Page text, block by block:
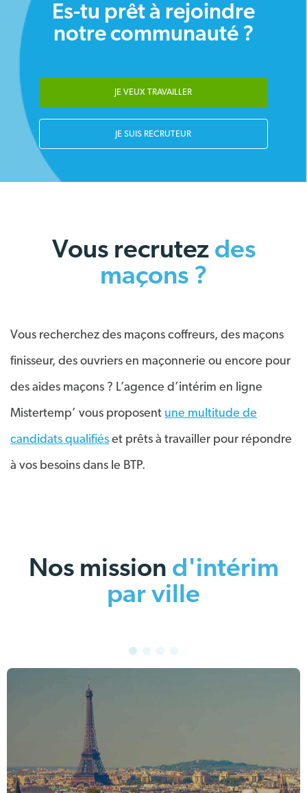
Es-tu prêt à rejoindre
notre communauté ?
JE VEUX TRAVAILLER
JE SUIS RECRUTEUR
Vous recrutez des
maçons ?
Vous recherchez des maçons coffreurs, des maçons
finisseur, des ouvriers en maçonnerie ou encore pour
des aides maçons ? L’agence d’intérim en ligne
Mistertemp’ vous proposent une multitude de
candidats qualifiés et prêts à travailler pour répondre
à vos besoins dans le BTP.
Nos mission d'intérim
par ville